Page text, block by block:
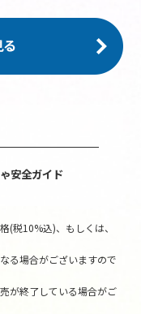
安全ガイド
(税10%込)、もしくは、
る場合がございますので
が終了している場合がご